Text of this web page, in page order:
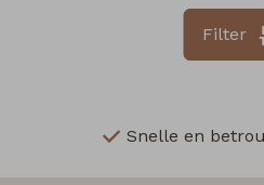
Filter
Snelle en